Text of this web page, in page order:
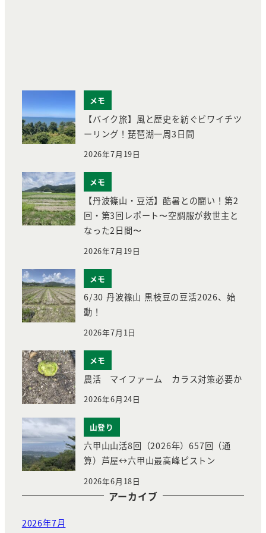
メモ
【バイク旅】風と歴史を紡ぐビワイチツ
ーリング！琵琶湖一周3日間
2026年7月19日
メモ
【丹波篠山・豆活】酷暑との闘い！第2
回・第3回レポート〜空調服が救世主と
なった2日間〜
2026年7月19日
メモ
6/30 丹波篠山 黒枝豆の豆活2026、始
動！
2026年7月1日
メモ
農活 マイファーム カラス対策必要か
2026年6月24日
山登り
六甲山山活8回（2026年）657回（通
算）芦屋↔︎六甲山最高峰ピストン
2026年6月18日
アーカイブ
2026年7月